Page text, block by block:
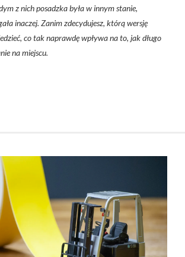
z nich posadzka była w innym stanie,
inaczej. Zanim zdecydujesz, którą wersję
co tak naprawdę wpływa na to, jak długo
na miejscu.